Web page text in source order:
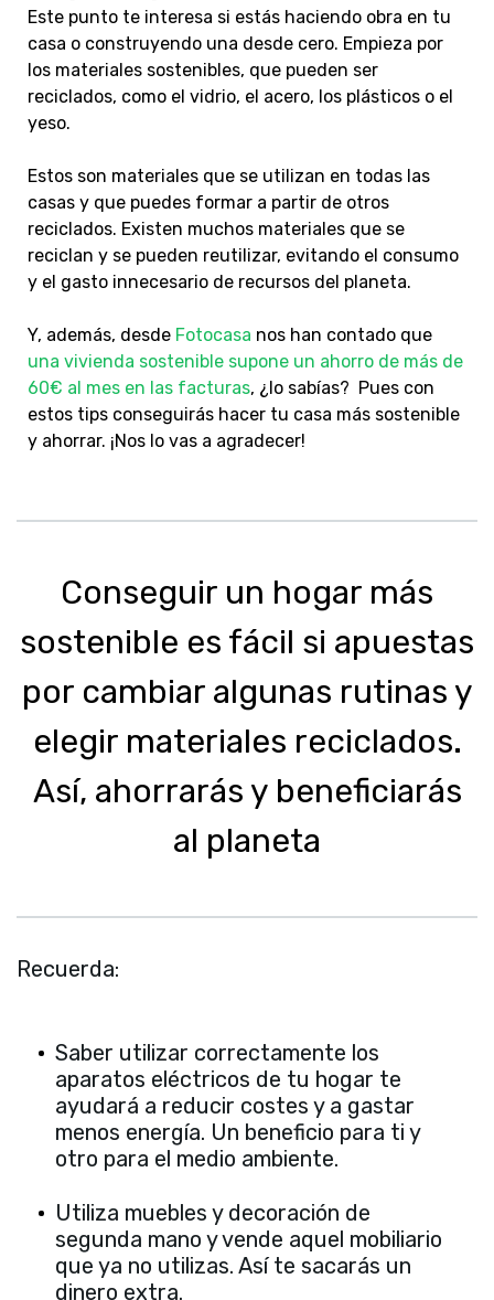
Este punto te interesa si estás haciendo obra en tu
casa o construyendo una desde cero. Empieza por
los materiales sostenibles, que pueden ser
reciclados, como el vidrio, el acero, los plásticos o el
yeso.
Estos son materiales que se utilizan en todas las
casas y que puedes formar a partir de otros
reciclados. Existen muchos materiales que se
reciclan y se pueden reutilizar, evitando el consumo
y el gasto innecesario de recursos del planeta.
Y, además, desde Fotocasa nos han contado que
una vivienda sostenible supone un ahorro de más de
60€ al mes en las facturas, ¿lo sabías? Pues con
estos tips conseguirás hacer tu casa más sostenible
y ahorrar. ¡Nos lo vas a agradecer!
Conseguir un hogar más
sostenible es fácil si apuestas
por cambiar algunas rutinas y
elegir materiales reciclados.
Así, ahorrarás y beneficiarás
al planeta
Recuerda:
Saber utilizar correctamente los
aparatos eléctricos de tu hogar te
ayudará a reducir costes y a gastar
menos energía. Un beneficio para ti y
otro para el medio ambiente.
Utiliza muebles y decoración de
segunda mano y vende aquel mobiliario
que ya no utilizas. Así te sacarás un
dinero extra.